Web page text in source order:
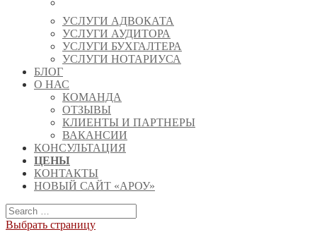
УСЛУГИ АДВОКАТА
УСЛУГИ АУДИТОРА
УСЛУГИ БУХГАЛТЕРА
УСЛУГИ НОТАРИУСА
БЛОГ
О НАС
КОМАНДА
ОТЗЫВЫ
КЛИЕНТЫ И ПАРТНЕРЫ
ВАКАНСИИ
КОНСУЛЬТАЦИЯ
ЦЕНЫ
КОНТАКТЫ
НОВЫЙ САЙТ «АРОУ»
Выбрать страницу